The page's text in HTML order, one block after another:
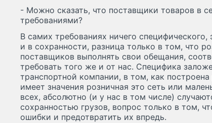
- Можно сказать, что поставщики товаров в
требованиями?
В самих требованиях ничего специфического,
и в сохранности, разница только в том, что
поставщиков выполнять свои обещания,
требовать того же и от нас. Специфика
транспортной компании, в том, как
имеет значения розничная это сеть или
всех, абсолютно (и у нас в том числе)
сохранностью грузов, вопрос только в том,
ошибки и предотвратить их впредь.